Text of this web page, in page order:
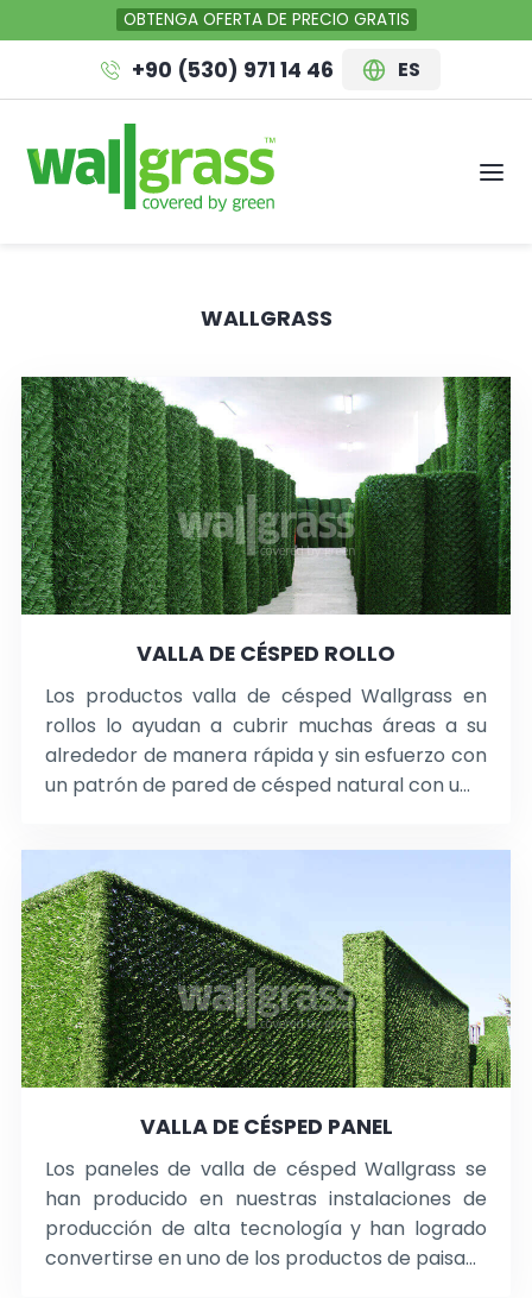
OBTENGA OFERTA DE PRECIO GRATIS
+90 (530) 971 14 46 ES
WALLGRASS
VALLA DE CÉSPED ROLLO
Los productos valla de césped Wallgrass en
rollos lo ayudan a cubrir muchas áreas a su
alrededor de manera rápida y sin esfuerzo con
un patrón de pared de césped natural con u...
VALLA DE CÉSPED PANEL
Los paneles de valla de césped Wallgrass se
han producido en nuestras instalaciones de
producción de alta tecnología y han logrado
convertirse en uno de los productos de paisa...